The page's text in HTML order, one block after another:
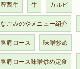
豊西牛 牛 カルビ
なごみのやメニュー紹介
豚肩ロース 味噌炒め
豚肩ロース味噌炒め定食